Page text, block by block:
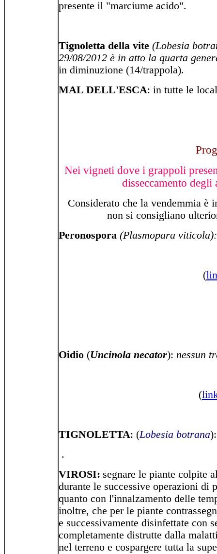
presente il "marciume acido".
Tignoletta della vite (Lobesia
29/08/2012 è in atto la quarta
in diminuzione (14/trappola).
MAL DELL'ESCA: in tutte le
Nei vigneti dove i grappoli
disseccamento
Considerato che la vendemmia è
non si consigliano
Peronospora (Plasmopara
(
Oidio (Uncinola necator): nessun
(
TIGNOLETTA: (Lobesia botrana
.
VIROSI: segnare le piante colpite
durante le successive operazioni di
quanto con l'innalzamento delle
inoltre, che per le piante
e successivamente disinfettate con
completamente distrutte dalla
nel terreno e cospargere tutta la